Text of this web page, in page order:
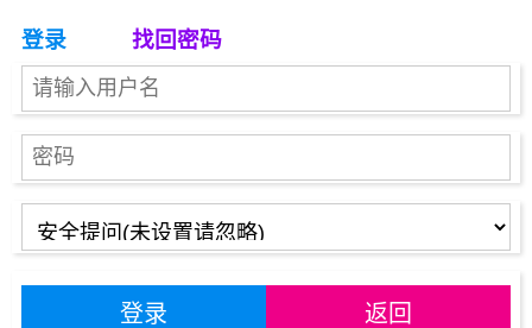
登录 找回密码
登录 返回